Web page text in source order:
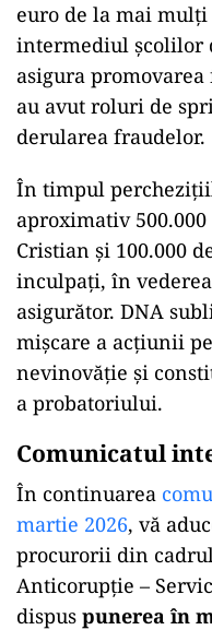
euro de la mai
intermediul școlilor
asigura
au avut roluri de
derularea fraudelor.
În timpul
aproximativ
Cristian și 100.000
inculpați, în
asigurător. DNA
mișcare a acțiunii
nevinovăție și
a probatoriului.
Comunicatul
În continuarea
martie 2026, vă
procurorii din
Anticorupție –
dispus punerea în